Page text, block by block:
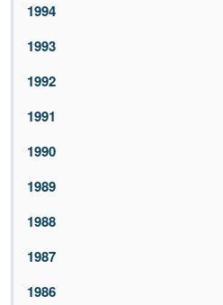
1994
1993
1992
1991
1990
1989
1988
1987
1986